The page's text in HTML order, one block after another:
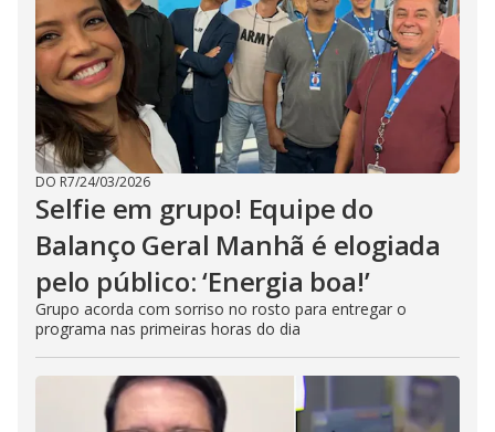
DO R7/24/03/2026
Selfie em grupo! Equipe do
Balanço Geral Manhã é elogiada
pelo público: ‘Energia boa!’
Grupo acorda com sorriso no rosto para entregar o
programa nas primeiras horas do dia